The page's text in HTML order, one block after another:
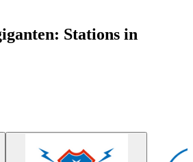
Stations in